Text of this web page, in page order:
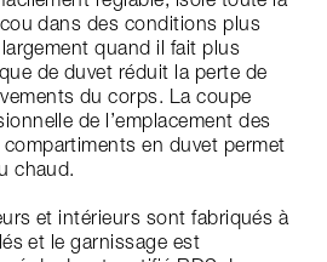
dans des conditions plus
quand il fait plus
de duvet réduit la perte de
du corps. La coupe
de l’emplacement des
en duvet permet
chaud.
et intérieurs sont fabriqués à
et le garnissage est